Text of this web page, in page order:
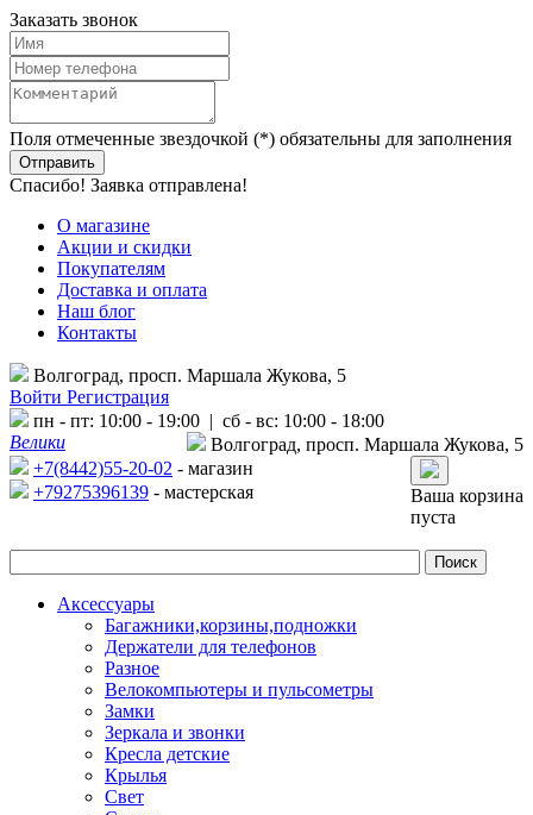
Заказать звонок
Поля отмеченные звездочкой (*) обязательны для заполнения
Спасибо! Заявка отправлена!
О магазине
Акции и скидки
Покупателям
Доставка и оплата
Наш блог
Контакты
Волгоград, просп. Маршала Жукова, 5
Войти Регистрация
пн - пт: 10:00 - 19:00 | сб - вс: 10:00 - 18:00
Велики
Волгоград, просп. Маршала Жукова, 5
+7(8442)55-20-02 - магазин
+79275396139 - мастерская
Ваша корзина
пуста
Аксессуары
Багажники,корзины,подножки
Держатели для телефонов
Разное
Велокомпьютеры и пульсометры
Замки
Зеркала и звонки
Кресла детские
Крылья
Свет